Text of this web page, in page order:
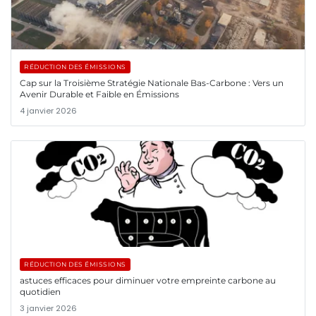
RÉDUCTION DES ÉMISSIONS
Cap sur la Troisième Stratégie Nationale Bas-Carbone : Vers un
Avenir Durable et Faible en Émissions
4 janvier 2026
RÉDUCTION DES ÉMISSIONS
astuces efficaces pour diminuer votre empreinte carbone au
quotidien
3 janvier 2026